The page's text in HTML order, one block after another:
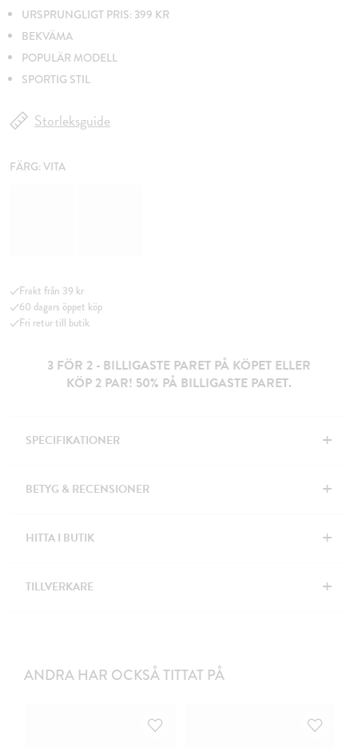
URSPRUNGLIGT PRIS: 399 KR
BEKVÄMA
POPULÄR MODELL
SPORTIG STIL
Storleksguide
FÄRG: VITA
Frakt från 39 kr
60 dagars öppet köp
Fri retur till butik
3 FÖR 2 - BILLIGASTE PARET PÅ KÖPET ELLER
KÖP 2 PAR! 50% PÅ BILLIGASTE PARET.
SPECIFIKATIONER +
BETYG & RECENSIONER +
HITTA I BUTIK +
TILLVERKARE +
ANDRA HAR OCKSÅ TITTAT PÅ